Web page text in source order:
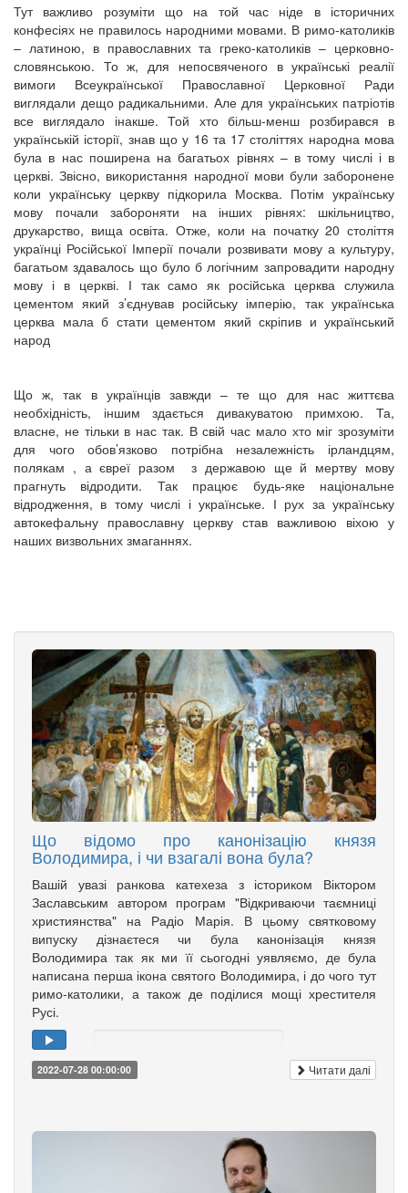
Тут важливо розуміти що на той час ніде в історичних
конфесіях не правилось народними мовами. В римо-католиків
– латиною, в православних та греко-католиків – церковно-
словянською. То ж, для непосвяченого в українські реалії
вимоги Всеукраїнської Православної Церковної Ради
виглядали дещо радикальними. Але для українських патріотів
все виглядало інакше. Той хто більш-менш розбирався в
українській історії, знав що у 16 та 17 століттях народна мова
була в нас поширена на багатьох рівнях – в тому числі і в
церкві. Звісно, використання народної мови були заборонене
коли українську церкву підкорила Москва. Потім українську
мову почали забороняти на інших рівнях: шкільництво,
друкарство, вища освіта. Отже, коли на початку 20 століття
українці Російської Імперії почали розвивати мову а культуру,
багатьом здавалось що було б логічним запровадити народну
мову і в церкві. І так само як російська церква служила
цементом який з’єднував російську імперію, так українська
церква мала б стати цементом який скріпив и український
народ
Що ж, так в українців завжди – те що для нас життєва
необхідність, іншим здається дивакуватою примхою. Та,
власне, не тільки в нас так. В свій час мало хто міг зрозуміти
для чого обов’язково потрібна незалежність ірландцям,
полякам , а євреї разом з державою ще й мертву мову
прагнуть відродити. Так працює будь-яке національне
відродження, в тому числі і українське. І рух за українську
автокефальну православну церкву став важливою віхою у
наших визвольних змаганнях.
Що відомо про канонізацію князя
Володимира, і чи взагалі вона була?
Вашій увазі ранкова катехеза з істориком Віктором
Заславським автором програм "Відкриваючи таємниці
християнства" на Радіо Марія. В цьому святковому
випуску дізнаєтеся чи була канонізація князя
Володимира так як ми її сьогодні уявляємо, де була
написана перша ікона святого Володимира, і до чого тут
римо-католики, а також де поділися мощі хрестителя
Русі.
2022-07-28 00:00:00 Читати далі